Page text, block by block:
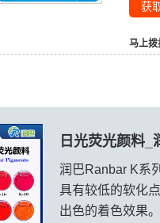
获
马上
日光荧光颜料
润巴Ranbar K系
具有较低的软化
出色的着色效果